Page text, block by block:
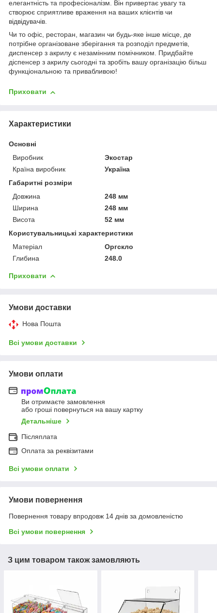
елегантність та професіоналізм. Він привертає увагу та
створює сприятливе враження на ваших клієнтів чи
відвідувачів.
Чи то офіс, ресторан, магазин чи будь-яке інше місце, де
потрібне організоване зберігання та розподіл предметів,
диспенсер з акрилу є незамінним помічником. Придбайте
діспенсер з акрилу сьогодні та зробіть вашу організацію більш
функціональною та привабливою!
Приховати
Характеристики
Основні
Виробник
Экостар
Країна виробник
Україна
Габаритні розміри
Довжина
248 мм
Ширина
248 мм
Висота
52 мм
Користувальницькі характеристики
Матеріал
Оргскло
Глибина
248.0
Приховати
Умови доставки
Нова Пошта
Всі умови доставки
Умови оплати
Ви отримаєте замовлення
або гроші повернуться на вашу картку
Детальніше
Післяплата
Оплата за реквізитами
Всі умови оплати
Умови повернення
Повернення товару впродовж 14 днів за домовленістю
Всі умови повернення
З цим товаром також замовляють